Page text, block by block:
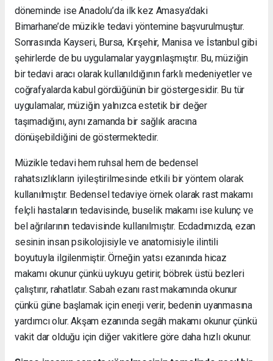
döneminde ise Anadolu’da ilk kez Amasya’daki
Bimarhane’de müzikle tedavi yöntemine başvurulmuştur.
Sonrasında Kayseri, Bursa, Kırşehir, Manisa ve İstanbul gibi
şehirlerde de bu uygulamalar yaygınlaşmıştır. Bu, müziğin
bir tedavi aracı olarak kullanıldığının farklı medeniyetler ve
coğrafyalarda kabul gördüğünün bir göstergesidir. Bu tür
uygulamalar, müziğin yalnızca estetik bir değer
taşımadığını, aynı zamanda bir sağlık aracına
dönüşebildiğini de göstermektedir.
Müzikle tedavi hem ruhsal hem de bedensel
rahatsızlıkların iyileştirilmesinde etkili bir yöntem olarak
kullanılmıştır. Bedensel tedaviye örnek olarak rast makamı
felçli hastaların tedavisinde, buselik makamı ise kulunç ve
bel ağrılarının tedavisinde kullanılmıştır. Ecdadımızda, ezan
sesinin insan psikolojisiyle ve anatomisiyle ilintili
boyutuyla ilgilenmiştir. Örneğin yatsı ezanında hicaz
makamı okunur çünkü uykuyu getirir, böbrek üstü bezleri
çalıştırır, rahatlatır. Sabah ezanı rast makamında okunur
çünkü güne başlamak için enerji verir, bedenin uyanmasına
yardımcı olur. Akşam ezanında segâh makamı okunur çünkü
vakit dar olduğu için diğer vakitlere göre daha hızlı okunur.